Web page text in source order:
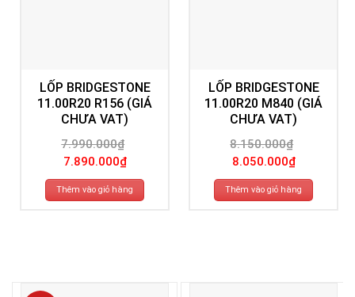
LỐP BRIDGESTONE
11.00R20 R156 (GIÁ
CHƯA VAT)
7.990.000₫
Giá
gốc
là:
7.990.000₫.
7.890.000₫Giá
hiện
tại
là:
7.890.000₫.
Thêm vào giỏ hàng
LỐP BRIDGESTONE
11.00R20 M840 (GIÁ
CHƯA VAT)
8.150.000₫
Giá
gốc
là:
8.150.000₫.
8.050.000₫Giá
hiện
tại
là:
8.050.000₫.
Thêm vào giỏ hàng